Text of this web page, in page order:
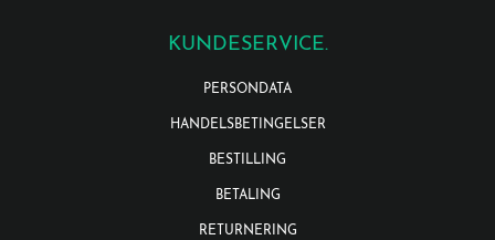
KUNDESERVICE.
PERSONDATA
HANDELSBETINGELSER
BESTILLING
BETALING
RETURNERING